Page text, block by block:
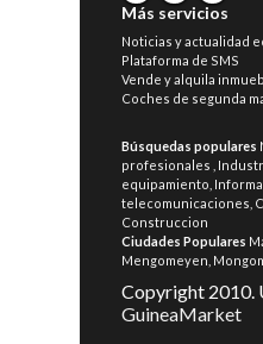
Más servicios
Noticias y actualidad
Plataforma de SMS
Vende y alquila
Coches de segunda
Búsquedas populares
profesionales
equipamiento
telecomunicaciones
Construccion
Ciudades Populares
Mengomeyen
Copyright 2010.
GuineaMarket